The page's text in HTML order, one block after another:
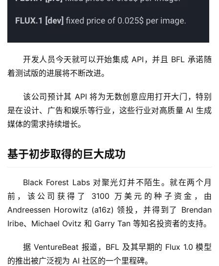
开发人员今天就可以开始集成 API，并且 BFL 承诺随
着测试版的进展将不断改进。
该公司预计其 API 将为无数创意应用打开大门，特别
是在设计、广告和娱乐等行业，这些行业对高质量 AI 生成
媒体的需求持续增长。
基于初步取得的巨大成功
Black Forest Labs 对聚光灯并不陌生。就在两个月
前，该公司获得了 3100 万美元的种子资金，由
Andreessen Horowitz (a16z) 领投，并得到了 Brendan
Iribe、Michael Ovitz 和 Garry Tan 等知名投资者的支持。
据 VentureBeat 报道，BFL 及其早期的 Flux 1.0 模型
的推出被广泛视为 AI 社区的一个里程碑。